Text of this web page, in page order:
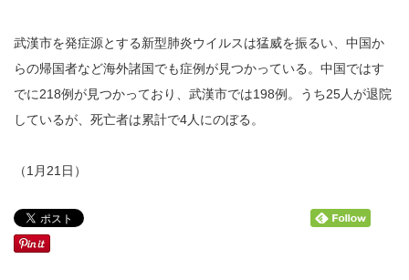
武漢市を発症源とする新型肺炎ウイルスは猛威を振るい、中国か
らの帰国者など海外諸国でも症例が見つかっている。中国ではす
でに218例が見つかっており、武漢市では198例。うち25人が退院
しているが、死亡者は累計で4人にのぼる。
（1月21日）